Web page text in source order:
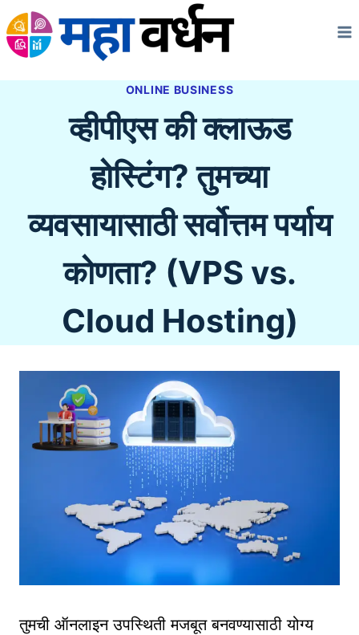
Skip
to
ONLINE BUSINESS
व्हीपीएस की क्लाऊड
होस्टिंग? तुमच्या
व्यवसायासाठी सर्वोत्तम पर्याय
कोणता? (VPS vs.
Cloud Hosting)
तुमची ऑनलाइन उपस्थिती मजबूत बनवण्यासाठी योग्य